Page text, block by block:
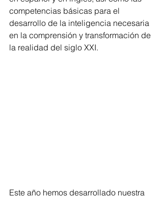
competencias básicas para el
desarrollo de la inteligencia necesaria
en la comprensión y transformación de
la realidad del siglo XXI.
Este año hemos desarrollado nuestra